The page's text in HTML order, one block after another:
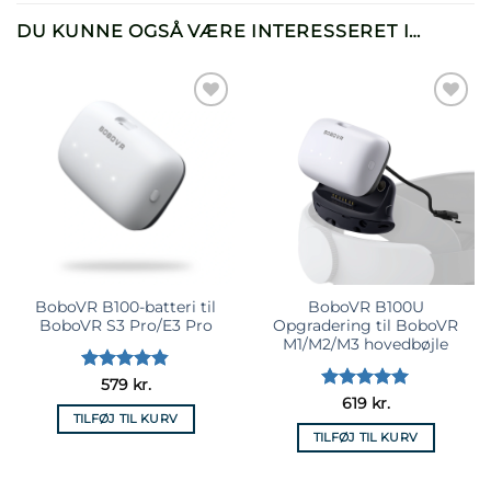
DU KUNNE OGSÅ VÆRE INTERESSERET I…
önskelista
BoboVR B100-batteri til
BoboVR S3 Pro/E3 Pro
Vurderet
4.83ud af
5
579 kr.
TILFØJ TIL KURV
BoboVR B100U
Opgradering til BoboVR
M1/M2/M3 hovedbøjle
Vurderet
ud af 5
619 kr.
TILFØJ TIL KURV